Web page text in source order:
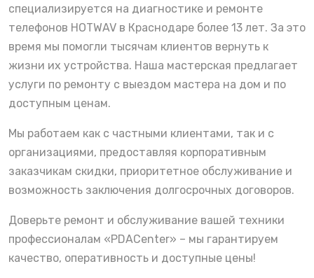
специализируется на диагностике и ремонте
телефонов HOTWAV в Краснодаре более 13 лет. За это
время мы помогли тысячам клиентов вернуть к
жизни их устройства. Наша мастерская предлагает
услуги по ремонту с выездом мастера на дом и по
доступным ценам.
Мы работаем как с частными клиентами, так и с
организациями, предоставляя корпоративным
заказчикам скидки, приоритетное обслуживание и
возможность заключения долгосрочных договоров.
Доверьте ремонт и обслуживание вашей техники
профессионалам «PDACenter» – мы гарантируем
качество, оперативность и доступные цены!